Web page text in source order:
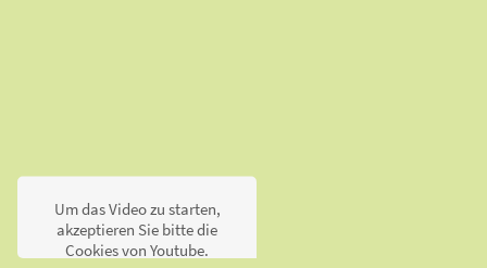
Um das Video zu starten,
akzeptieren Sie bitte die
Cookies von Youtube.